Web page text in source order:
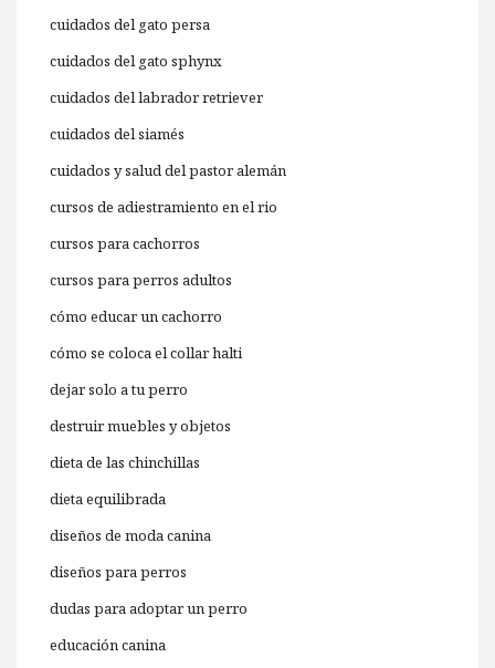
cuidados del gato persa
cuidados del gato sphynx
cuidados del labrador retriever
cuidados del siamés
cuidados y salud del pastor alemán
cursos de adiestramiento en el rio
cursos para cachorros
cursos para perros adultos
cómo educar un cachorro
cómo se coloca el collar halti
dejar solo a tu perro
destruir muebles y objetos
dieta de las chinchillas
dieta equilibrada
diseños de moda canina
diseños para perros
dudas para adoptar un perro
educación canina